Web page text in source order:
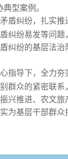
型案例。
盾纠纷，扎实
纠纷易发等问
纠纷的基层法
指导下，全力夯
群众的紧密联
兴推进、农文
为基层干部群